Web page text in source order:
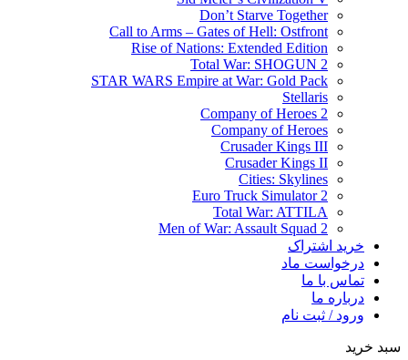
Don’t Starve Together
Call to Arms – Gates of Hell: Ostfront
Rise of Nations: Extended Edition
Total War: SHOGUN 2
STAR WARS Empire at War: Gold Pack
Stellaris
Company of Heroes 2
Company of Heroes
Crusader Kings III
Crusader Kings II
Cities: Skylines
Euro Truck Simulator 2
Total War: ATTILA
Men of War: Assault Squad 2
خرید اشتراک
درخواست ماد
تماس با ما
درباره ما
ورود / ثبت نام
سبد خرید